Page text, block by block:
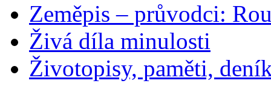
Zeměpis – průvodci:
Živá díla minulosti
Životopisy, paměti,